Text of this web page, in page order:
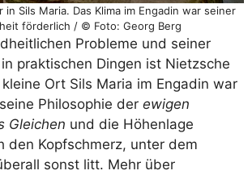
in Sils Maria. Das Klima im Engadin war seiner
förderlich / © Foto: Georg Berg
Probleme und seiner
praktischen Dingen ist Nietzsche
Ort Sils Maria im Engadin war
Philosophie der ewigen
Gleichen und die Höhenlage
den Kopfschmerz, unter dem
sonst litt. Mehr über